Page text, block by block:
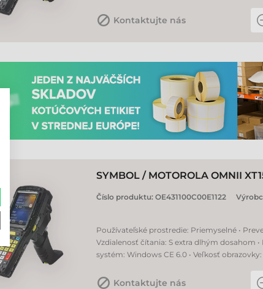
Kontaktujte nás
SYMBOL / MOTOROLA OMNII
Číslo produktu: OE431100C00E1122
Používateľské prostredie: Priemyselné •
Vzdialenosť čítania: S extra dlhým dosahom
systém: Windows CE 6.0 • Veľkosť obrazovky:
Kontaktujte nás